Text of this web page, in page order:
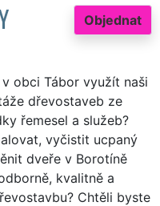
Objednat
obci Tábor využít naši
dřevostaveb ze
řemesel a služeb?
vyčistit ucpaný
dveře v Borotíně
kvalitně a
Chtěli byste